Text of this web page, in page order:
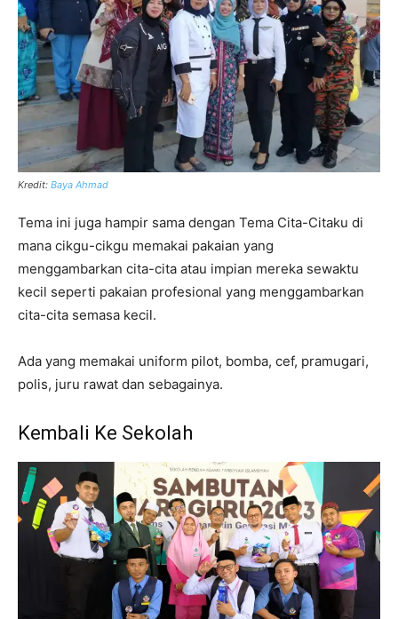
Kredit: Baya Ahmad
Tema ini juga hampir sama dengan Tema Cita-Citaku di
mana cikgu-cikgu memakai pakaian yang
menggambarkan cita-cita atau impian mereka sewaktu
kecil seperti pakaian profesional yang menggambarkan
cita-cita semasa kecil.
Ada yang memakai uniform pilot, bomba, cef, pramugari,
polis, juru rawat dan sebagainya.
Kembali Ke Sekolah